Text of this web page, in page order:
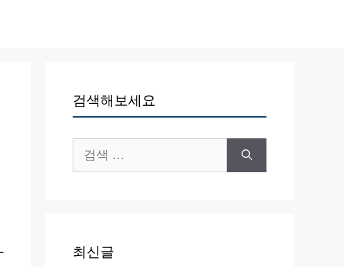
검색해보세요
색:
최신글